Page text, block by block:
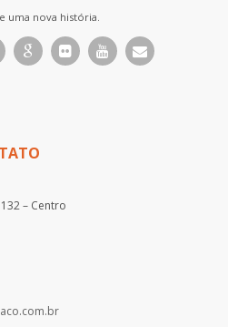
uma nova história.
– Centro